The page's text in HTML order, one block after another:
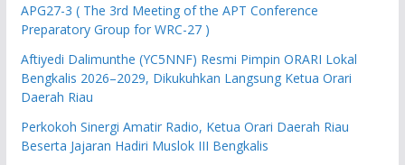
APG27-3 ( The 3rd Meeting of the APT Conference
Preparatory Group for WRC-27 )
Aftiyedi Dalimunthe (YC5NNF) Resmi Pimpin ORARI Lokal
Bengkalis 2026–2029, Dikukuhkan Langsung Ketua Orari
Daerah Riau
Perkokoh Sinergi Amatir Radio, Ketua Orari Daerah Riau
Beserta Jajaran Hadiri Muslok III Bengkalis